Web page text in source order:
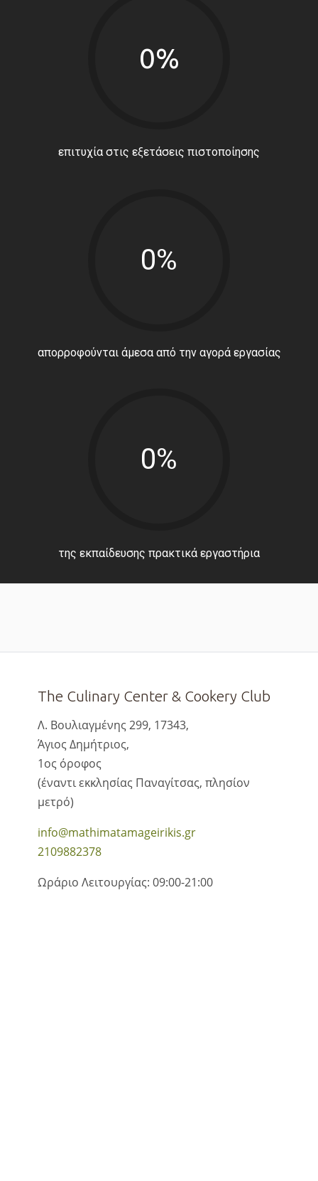
0%
επιτυχία στις εξετάσεις πιστοποίησης
0%
απορροφούνται άμεσα από την αγορά εργασίας
0%
της εκπαίδευσης πρακτικά εργαστήρια
The Culinary Center & Cookery Club
Λ. Βουλιαγμένης 299, 17343,
Άγιος Δημήτριος,
1ος όροφος
(έναντι εκκλησίας Παναγίτσας, πλησίον
μετρό)
info@mathimatamageirikis.gr
2109882378
Ωράριο Λειτουργίας: 09:00-21:00